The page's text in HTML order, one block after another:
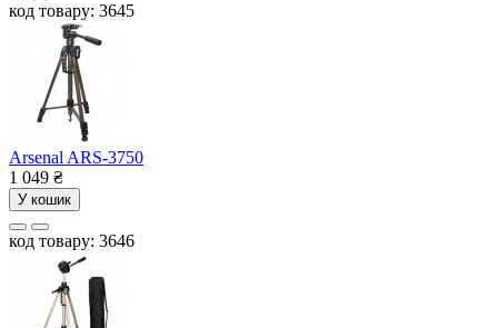
код товару: 3645
Arsenal ARS-3750
1 049 ₴
У кошик
код товару: 3646